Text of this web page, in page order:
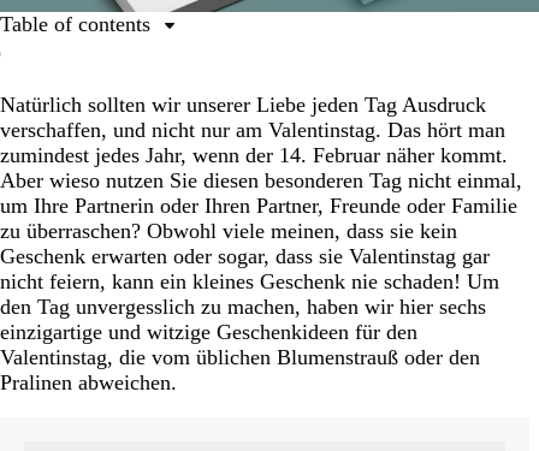
Natürlich sollten wir unserer Liebe jeden Tag Ausdruck
verschaffen, und nicht nur am Valentinstag. Das hört man
zumindest jedes Jahr, wenn der 14. Februar näher kommt.
Aber wieso nutzen Sie diesen besonderen Tag nicht einmal,
um Ihre Partnerin oder Ihren Partner, Freunde oder Familie
zu überraschen? Obwohl viele meinen, dass sie kein
Geschenk erwarten oder sogar, dass sie Valentinstag gar
nicht feiern, kann ein kleines Geschenk nie schaden! Um
den Tag unvergesslich zu machen, haben wir hier sechs
einzigartige und witzige Geschenkideen für den
Valentinstag, die vom üblichen Blumenstrauß oder den
Pralinen abweichen.
Table of contents
Fototasse zum Frühstück
2. Dekorieren Sie den Arbeitsplatz mit besonderen
Erinnerungsstücken
3. Holen Sie alte Fotos hervor
4. Zeigen Sie Ihre Liebe im Alltag
5. Kuscheln Sie bei gemeinsamen Erinnerungen
6. Drücken Sie Ihre Liebe auf einer weißen Wand aus